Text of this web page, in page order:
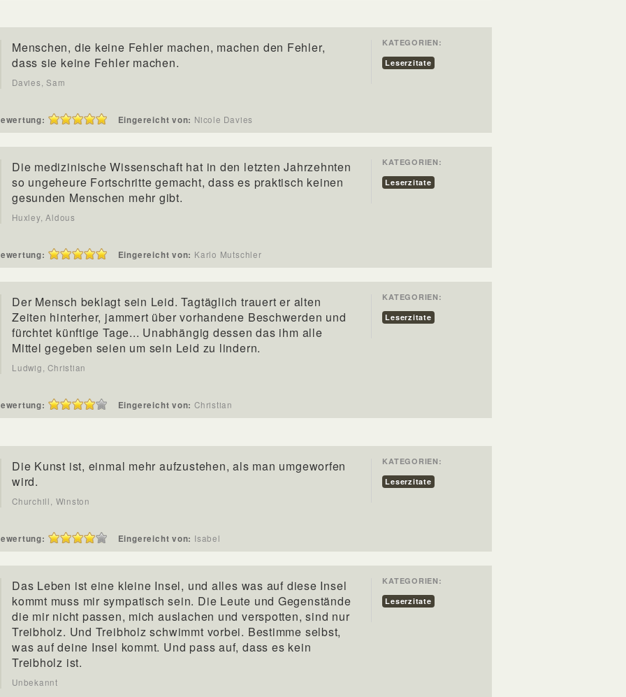
Menschen, die keine Fehler machen, machen den Fehler,
dass sie keine Fehler machen.
Davies, Sam
KATEGORIEN:
Leserzitate
Eingereicht von: Nicole Davies
Die medizinische Wissenschaft hat in den letzten Jahrzehnten
so ungeheure Fortschritte gemacht, dass es praktisch keinen
gesunden Menschen mehr gibt.
Huxley, Aldous
KATEGORIEN:
Leserzitate
Eingereicht von: Karlo Mutschler
Der Mensch beklagt sein Leid. Tagtäglich trauert er alten
Zeiten hinterher, jammert über vorhandene Beschwerden und
fürchtet künftige Tage... Unabhängig dessen das ihm alle
Mittel gegeben seien um sein Leid zu lindern.
Ludwig, Christian
KATEGORIEN:
Leserzitate
Eingereicht von: Christian
Die Kunst ist, einmal mehr aufzustehen, als man umgeworfen
wird.
Churchill, Winston
KATEGORIEN:
Leserzitate
Eingereicht von: Isabel
Das Leben ist eine kleine Insel, und alles was auf diese Insel
kommt muss mir sympatisch sein. Die Leute und Gegenstände
die mir nicht passen, mich auslachen und verspotten, sind nur
Treibholz. Und Treibholz schwimmt vorbei. Bestimme selbst,
was auf deine Insel kommt. Und pass auf, dass es kein
Treibholz ist.
Unbekannt
KATEGORIEN:
Leserzitate